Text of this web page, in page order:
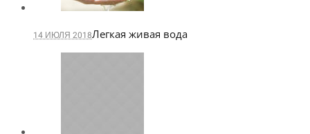
14 ИЮЛЯ 2018Легкая живая вода